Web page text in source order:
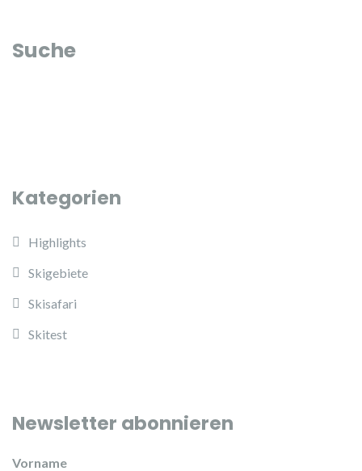
Suche
Kategorien
Highlights
Skigebiete
Skisafari
Skitest
Newsletter abonnieren
Vorname